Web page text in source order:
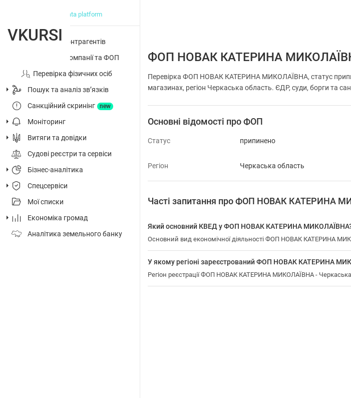
big data platform
Перевірка контрагентів
Досьє на компанії та ФОП
Перевірка фізичних осіб
Пошук та аналіз звʼязків
Санкційний скринінг
new
Моніторинг
Витяги та довідки
Судові реєстри та сервіси
Бізнес-аналітика
Спецсервіси
Мої списки
Економіка громад
Аналітика земельного банку
ФОП НОВАК КАТЕРИНА
Перевірка ФОП НОВАК КАТЕРИНА МИКОЛАЇВНА, статус
магазинах, регіон Черкаська область. ЄДР, суди, борги та
Основні відомості про ФОП
Статус припинено
Регіон
Черкаська область
Часті запитання про ФОП НОВАК КАТЕРИНА
Який основний КВЕД у ФОП НОВАК КАТЕРИНА
Основний вид економічної діяльності ФОП НОВАК КАТЕРИНА
У якому регіоні зареєстрований ФОП НОВАК КАТЕРИНА
Регіон реєстрації ФОП НОВАК КАТЕРИНА МИКОЛАЇВНА -
VKURSI